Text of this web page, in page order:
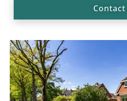
Contact